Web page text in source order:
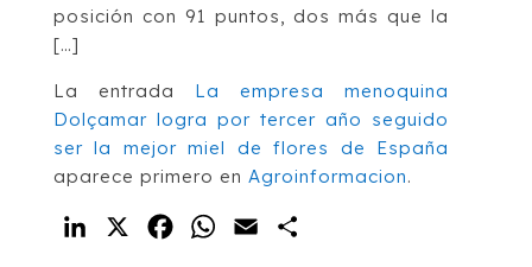
posición con 91 puntos, dos más que la
[…]
La entrada La empresa menoquina
Dolçamar logra por tercer año seguido
ser la mejor miel de flores de España
aparece primero en Agroinformacion.
LinkedIn FacebookWhatsApp
Email